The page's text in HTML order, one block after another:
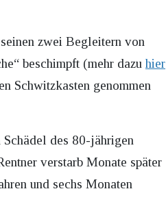
zwei Begleitern von
beschimpft (mehr dazuhier
Schwitzkasten genommen
des 80-jährigen
verstarb Monate später
und sechs Monaten